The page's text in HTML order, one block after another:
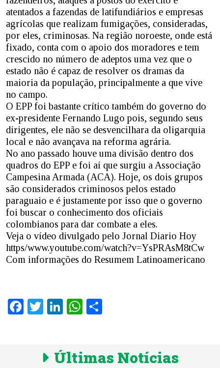
atentados a fazendas de latifundiários e empresas
agrícolas que realizam fumigações, consideradas,
por eles, criminosas. Na região noroeste, onde está
fixado, conta com o apoio dos moradores e tem
crescido no número de adeptos uma vez que o
estado não é capaz de resolver os dramas da
maioria da população, principalmente a que vive
no campo.
O EPP foi bastante crítico também do governo do
ex-presidente Fernando Lugo pois, segundo seus
dirigentes, ele não se desvencilhara da oligarquia
local e não avançava na reforma agrária.
No ano passado houve uma divisão dentro dos
quadros do EPP e foi aí que surgiu a Associação
Campesina Armada (ACA). Hoje, os dois grupos
são considerados criminosos pelos estado
paraguaio e é justamente por isso que o governo
foi buscar o conhecimento dos oficiais
colombianos para dar combate a eles.
Veja o vídeo divulgado pelo Jornal Diario Hoy
https/www.youtube.com/watch?v=YsPRAsM8tCw
Com informações do Resumem Latinoamericano
Facebook
TwitterLinkedInWhatsApp
Últimas Notícias